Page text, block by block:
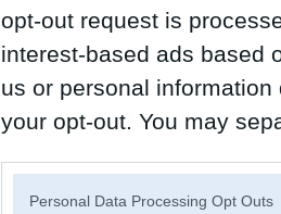
opt-out request is
interest-based ads based
us or personal
your opt-out. You may
Personal Data Processing Opt Outs